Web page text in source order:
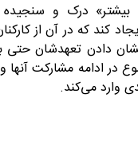
درک و سنجیده
کند که در آن از
نشان دادن تعهدشان
در ادامه مشارکت آنها
وارد ‌‌می‌کند.